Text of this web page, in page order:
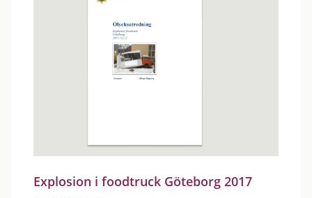
Explosion i foodtruck Göteborg 2017